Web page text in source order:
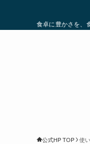
食卓に豊かさを、
公式HP TOP 使